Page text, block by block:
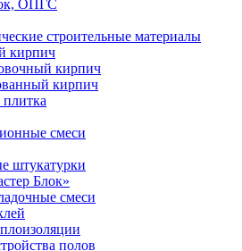
ОПГС
строительные материалы
кирпич
кирпич
кирпич
смеси
штукатурки
Блок»
смеси
полов